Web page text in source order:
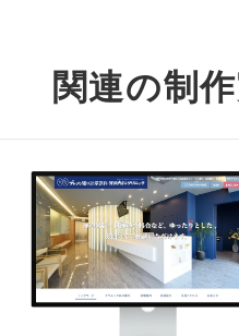
関連の制